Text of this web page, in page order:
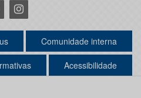
Instagram
Comunidade interna
Acessibilidade